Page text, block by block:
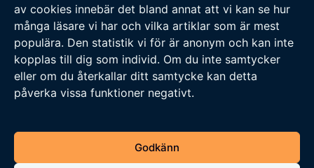
av cookies innebär det bland annat att vi kan se hur
många läsare vi har och vilka artiklar som är mest
populära. Den statistik vi för är anonym och kan inte
kopplas till dig som individ. Om du inte samtycker
eller om du återkallar ditt samtycke kan detta
påverka vissa funktioner negativt.
Godkänn
Vi tar tacksamt emot tips på nyheter och
händelser som vi borde skriva om. Skicka ditt
tips till följande adress:
tipsa@veckansnyheter.se
https://umebladet.se